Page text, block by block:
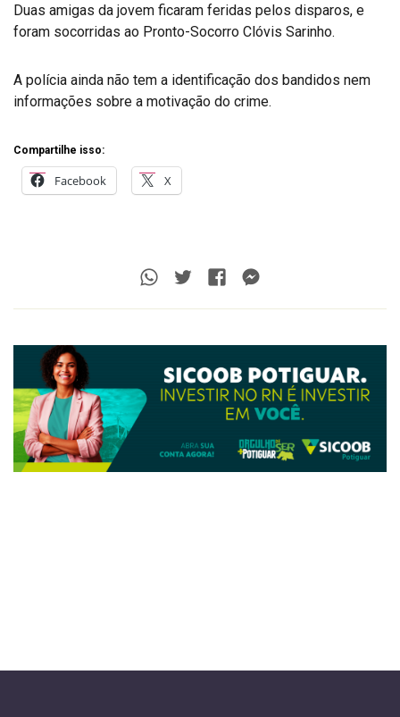
Duas amigas da jovem ficaram feridas pelos disparos, e
foram socorridas ao Pronto-Socorro Clóvis Sarinho.
A polícia ainda não tem a identificação dos bandidos nem
informações sobre a motivação do crime.
Compartilhe isso:
Facebook X
Whatsapp
TwitterFacebook